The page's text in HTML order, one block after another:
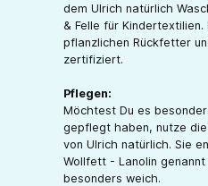
dem Ulrich natürlich
& Felle für Kindertextilien.
pflanzlichen Rückfetter
zertifiziert.
Pflegen:
Möchtest Du es
gepflegt haben, nutze die
von Ulrich natürlich. Sie
Wollfett - Lanolin
besonders weich.